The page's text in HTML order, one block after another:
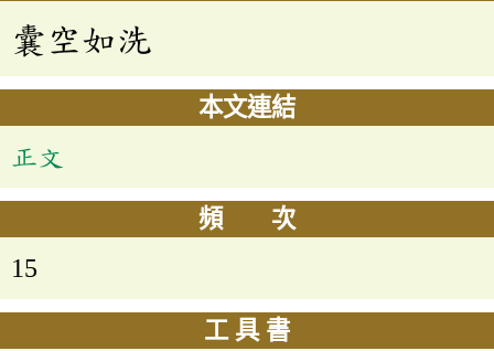
囊空如洗
本文連結
正文
頻 次
15
工 具 書